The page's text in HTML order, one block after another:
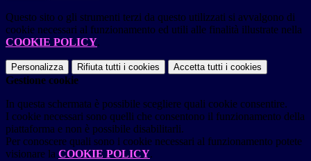
Questo sito o gli strumenti terzi da questo utilizzati si avvalgono di
cookie necessari al funzionamento ed utili alle finalità illustrate nella
COOKIE POLICY.
Personalizza Rifiuta tutti i cookies Accetta tutti i cookies
Gestione cookie
In questa schermata è possibile scegliere quali cookie consentire.
I cookie necessari sono quelli che consentono il funzionamento della
piattaforma e non è possibile disabilitarli.
Per conoscere quali sono i cookie necessari al funzionamento potete
visionare la COOKIE POLICY.